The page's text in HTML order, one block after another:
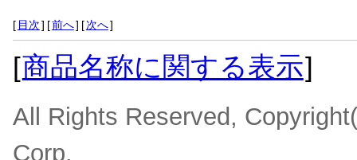
[ 目次] [前へ] [次へ]
[商品名称に関する表示]
All Rights Reserved,
Corp.